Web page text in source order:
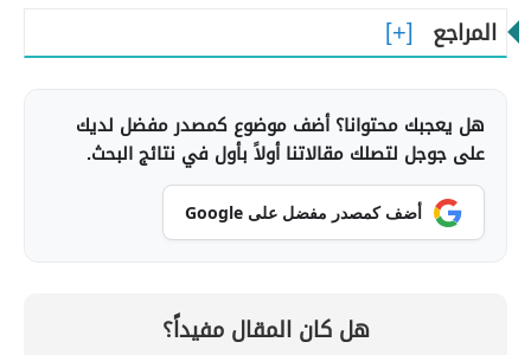
المراجع
هل يعجبك محتوانا؟ أضف موضوع كمصدر مفضل لديك
على جوجل لتصلك مقالاتنا أولاً بأول في نتائج البحث.
أضف كمصدر مفضل على Google
هل كان المقال مفيداً؟